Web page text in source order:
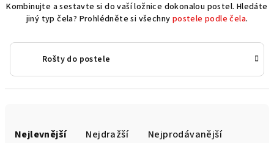
Kombinujte a sestavte si do vaší ložnice dokonalou postel. Hledáte
jiný typ čela? Prohlédněte si všechny postele podle čela.
Rošty do postele
Nejlevnější Nejdražší Nejprodávanější